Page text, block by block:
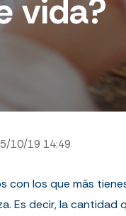
vida?
10/19 14:49
los que más
Es decir, la cantidad